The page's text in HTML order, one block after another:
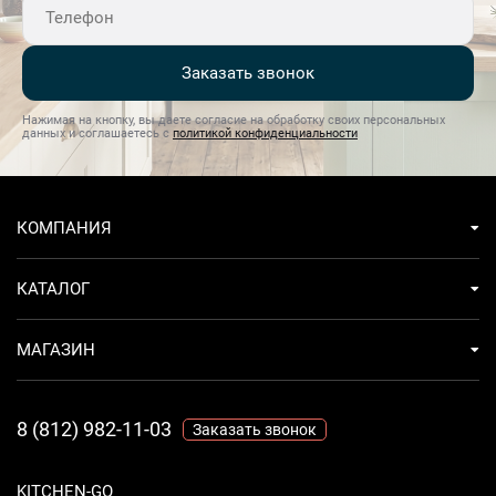
DriveВысокая энергоэффективность с классом
энергопотребления A+Удобство использования
благодаря двум корзинам и четырем стандартным
программам мойки
Заказать звонок
Нажимая на кнопку, вы даете согласие на обработку своих персональных
данных и соглашаетесь с политикой конфиденциальности
KITCHEN-GO
КОМПАНИЯ
КАТАЛОГ
МАГАЗИН
8 (812) 982-11-03 Заказать звонок